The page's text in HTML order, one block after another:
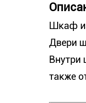
Шкаф
Двери
Внутри
также